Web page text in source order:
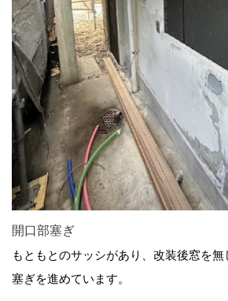
開口部塞ぎ
もともとのサッシがあり、改装後窓を
塞ぎを進めています。